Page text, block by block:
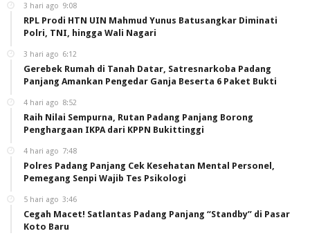
3 hari ago 9:08
RPL Prodi HTN UIN Mahmud Yunus Batusangkar Diminati
Polri, TNI, hingga Wali Nagari
3 hari ago 6:12
Gerebek Rumah di Tanah Datar, Satresnarkoba Padang
Panjang Amankan Pengedar Ganja Beserta 6 Paket Bukti
4 hari ago 8:52
Raih Nilai Sempurna, Rutan Padang Panjang Borong
Penghargaan IKPA dari KPPN Bukittinggi
4 hari ago 7:48
Polres Padang Panjang Cek Kesehatan Mental Personel,
Pemegang Senpi Wajib Tes Psikologi
5 hari ago 3:46
Cegah Macet! Satlantas Padang Panjang “Standby” di Pasar
Koto Baru